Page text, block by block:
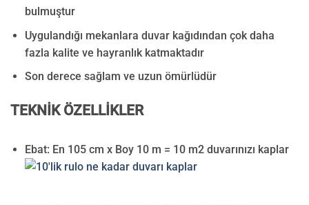
bulmuştur
Uygulandığı mekanlara duvar kağıdından çok daha
fazla kalite ve hayranlık katmaktadır
Son derece sağlam ve uzun ömürlüdür
TEKNİK ÖZELLİKLER
Ebat: En 105 cm x Boy 10 m = 10 m2 duvarınızı kaplar